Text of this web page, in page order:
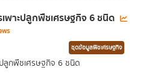
พาะปลูกพืชเศรษฐกิจ 6 ชนิด
ชุดข้อมูลพืชเศรษฐกิจ
ปลูกพืชเศรษฐกิจ 6 ชนิด